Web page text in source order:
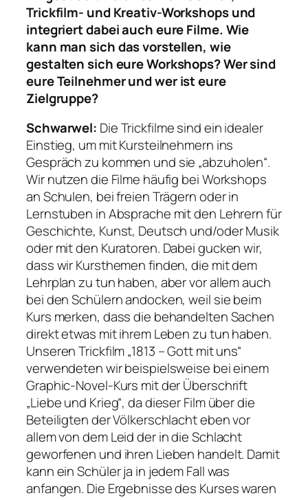
Trickfilm- und Kreativ-Workshops und
integriert dabei auch eure Filme. Wie
kann man sich das vorstellen, wie
gestalten sich eure Workshops? Wer sind
eure Teilnehmer und wer ist eure
Zielgruppe?
Schwarwel: Die Trickfilme sind ein idealer
Einstieg, um mit Kursteilnehmern ins
Gespräch zu kommen und sie „abzuholen“.
Wir nutzen die Filme häufig bei Workshops
an Schulen, bei freien Trägern oder in
Lernstuben in Absprache mit den Lehrern für
Geschichte, Kunst, Deutsch und/oder Musik
oder mit den Kuratoren. Dabei gucken wir,
dass wir Kursthemen finden, die mit dem
Lehrplan zu tun haben, aber vor allem auch
bei den Schülern andocken, weil sie beim
Kurs merken, dass die behandelten Sachen
direkt etwas mit ihrem Leben zu tun haben.
Unseren Trickfilm „1813 – Gott mit uns“
verwendeten wir beispielsweise bei einem
Graphic-Novel-Kurs mit der Überschrift
„Liebe und Krieg“, da dieser Film über die
Beteiligten der Völkerschlacht eben vor
allem von dem Leid der in die Schlacht
geworfenen und ihren Lieben handelt. Damit
kann ein Schüler ja in jedem Fall was
anfangen. Die Ergebnisse des Kurses waren